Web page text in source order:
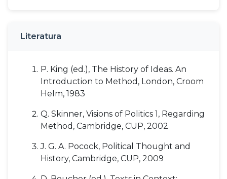
Literatura
P. King (ed.), The History of Ideas. An
Introduction to Method, London, Croom
Helm, 1983
Q. Skinner, Visions of Politics 1, Regarding
Method, Cambridge, CUP, 2002
J. G. A. Pocock, Political Thought and
History, Cambridge, CUP, 2009